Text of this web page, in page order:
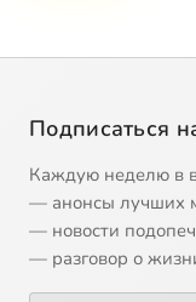
Подписаться
Каждую неделю в
— анонсы лучших
— новости
— разговор о